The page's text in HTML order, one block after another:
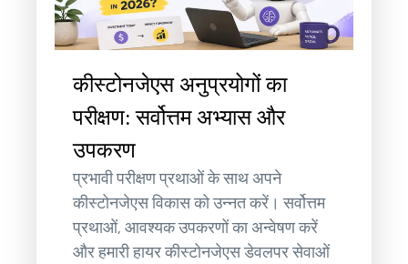
कीस्टोनजेएस अनुप्रयोगों का
परीक्षण: सर्वोत्तम अभ्यास और
उपकरण
प्रभावी परीक्षण प्रथाओं के साथ अपने
कीस्टोनजेएस विकास को उन्नत करें। सर्वोत्तम
प्रथाओं, आवश्यक उपकरणों का अन्वेषण करें
और हमारी हायर कीस्टोनजेएस डेवलपर सेवाओं